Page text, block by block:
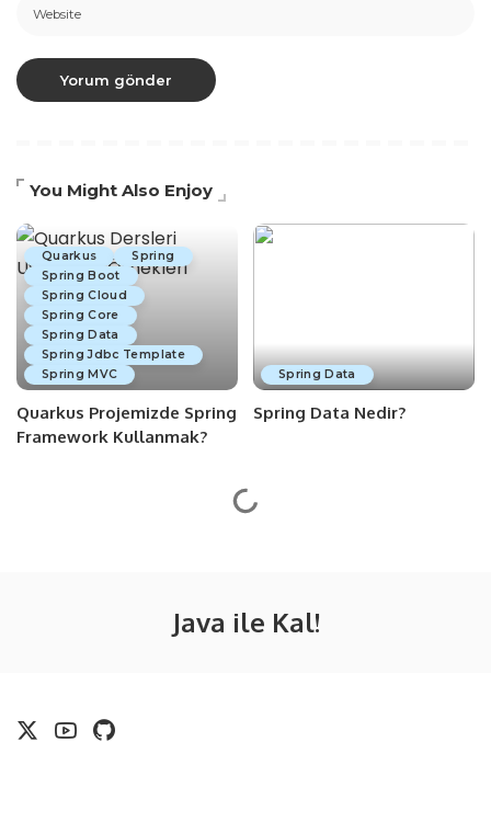
You Might Also Enjoy
Quarkus
Spring
Spring Boot
Spring Cloud
Spring Core
Spring Data
Spring Jdbc Template
Spring MVC
Quarkus Projemizde Spring
Framework Kullanmak?
Spring Data
Spring Data Nedir?
Java ile Kal!